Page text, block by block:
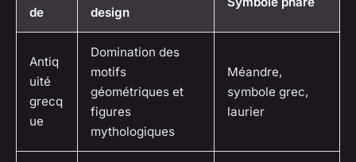
de
design
Antiq
uité
grecq
ue
Domination des
motifs
géométriques et
figures
mythologiques
Méandre,
symbole grec,
laurier